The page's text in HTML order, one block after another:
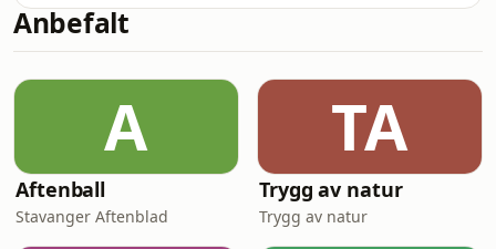
hvit bjørn med superkrefter og en
episk kamp mellom kjærlighet og
Anbefalt
A
Aftenball
Stavanger Aftenblad
TA
Trygg av natur
Trygg av natur